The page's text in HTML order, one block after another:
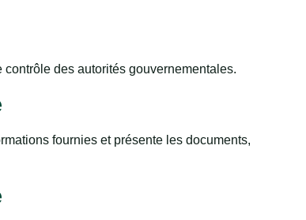
contrôle des autorités gouvernementales.
fournies et présente les documents,